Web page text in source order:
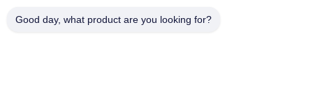
Wolframkarbid nach
Verarbeitung von
Good day, what product are you looking for?